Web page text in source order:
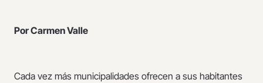
Por Carmen Valle
Cada vez más municipalidades ofrecen a sus habitantes